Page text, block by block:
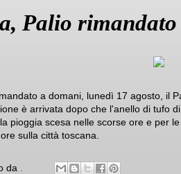
Palio
a domani, lunedì 17 agosto, il
è arrivata dopo che l'anello di tufo
pioggia scesa nelle scorse ore e per
sulla città toscana.
da